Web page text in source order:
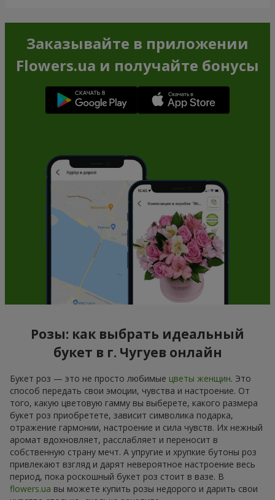
Заказывайте в приложении
Flowers.ua и получайте бонусы
Розы: как выбрать идеальный
букет в г. Чугуев онлайн
Букет роз — это не просто любимые цветы женщин. Это
способ передать свои эмоции, чувства и настроение. От
того, какую цветовую гамму вы выберете, какого размера
букет роз приобретете, зависит символика подарка,
отражение гармонии, настроение и сила чувств. Их нежный
аромат вдохновляет, расслабляет и переносит в
собственную страну мечт. А упругие и хрупкие бутоны роз
привлекают взгляд и дарят невероятное настроение весь
период, пока роскошный букет роз стоит в вазе. В
flowers.ua вы можете купить розы недорого и дарить свои